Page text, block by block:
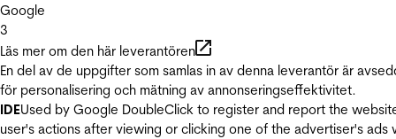
Google
3
Läs mer om den här leverantören
En del av de uppgifter som samlas in av denna leverantör är
för personalisering och mätning av annonseringseffektivitet.
IDEUsed by Google DoubleClick to register and report the
user's actions after viewing or clicking one of the advertiser's ads